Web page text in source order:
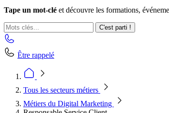
Tape un mot-clé et découvre les formations,
C'est parti !
Être rappelé
Tous les secteurs métiers
Métiers du Digital Marketing